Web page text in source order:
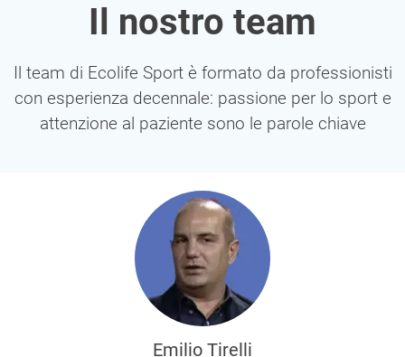
Il nostro team
Il team di Ecolife Sport è formato da professionisti
con esperienza decennale: passione per lo sport e
attenzione al paziente sono le parole chiave
Emilio Tirelli